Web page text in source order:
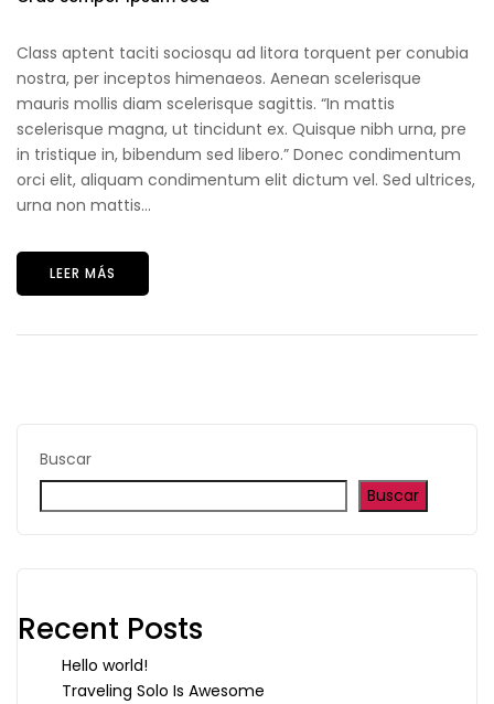
Buscar
Buscar
Recent Posts
Hello world!
Traveling Solo Is Awesome
Class aptent taciti sociosqu ad litora torquent per conubia
nostra, per inceptos himenaeos. Aenean scelerisque
mauris mollis diam scelerisque sagittis. “In mattis
scelerisque magna, ut tincidunt ex. Quisque nibh urna, pre
in tristique in, bibendum sed libero.” Donec condimentum
orci elit, aliquam condimentum elit dictum vel. Sed ultrices,
urna non mattis...
LEER MÁS